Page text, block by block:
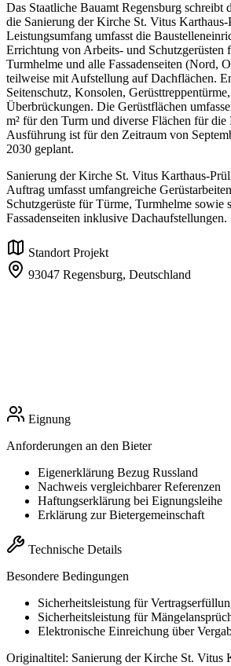
Das Staatliche Bauamt Regensburg schreibt
die Sanierung der Kirche St. Vitus
Leistungsumfang umfasst die
Errichtung von Arbeits- und Schutzgerüsten
Turmhelme und alle Fassadenseiten (Nord,
teilweise mit Aufstellung auf Dachflächen.
Seitenschutz, Konsolen,
Überbrückungen. Die Gerüstflächen
m² für den Turm und diverse Flächen für die
Ausführung ist für den Zeitraum von
2030 geplant.
Sanierung der Kirche St. Vitus Karthaus-
Auftrag umfasst umfangreiche
Schutzgerüste für Türme, Turmhelme sowie
Fassadenseiten inklusive Dachaufstellungen.
Standort Projekt
93047 Regensburg, Deutschland
Eignung
Anforderungen an den Bieter
Eigenerklärung Bezug Russland
Nachweis vergleichbarer Referenzen
Haftungserklärung bei Eignungsleihe
Erklärung zur Bietergemeinschaft
Technische Details
Besondere Bedingungen
Sicherheitsleistung für
Sicherheitsleistung für
Elektronische Einreichung über
Originaltitel: Sanierung der Kirche St. Vitus